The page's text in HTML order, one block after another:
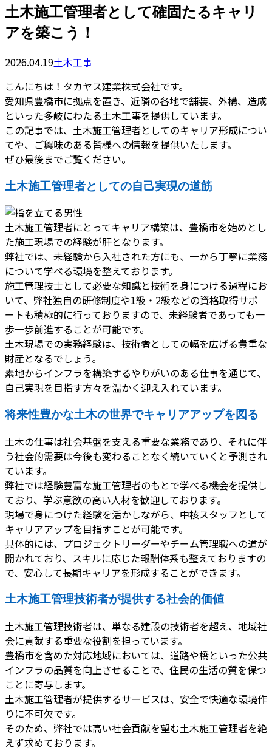
土木施工管理者として確固たるキャリ
アを築こう！
2026.04.19土木工事
こんにちは！タカヤス建業株式会社です。
愛知県豊橋市に拠点を置き、近隣の各地で舗装、外構、造成
といった多岐にわたる土木工事を提供しています。
この記事では、土木施工管理者としてのキャリア形成につい
てや、ご興味のある皆様への情報を提供いたします。
ぜひ最後までご覧ください。
土木施工管理者としての自己実現の道筋
土木施工管理者にとってキャリア構築は、豊橋市を始めとし
た施工現場での経験が肝となります。
弊社では、未経験から入社された方にも、一から丁寧に業務
について学べる環境を整えております。
施工管理技士として必要な知識と技術を身につける過程にお
いて、弊社独自の研修制度や1級・2級などの資格取得サポ
ートも積極的に行っておりますので、未経験者であっても一
歩一歩前進することが可能です。
土木現場での実務経験は、技術者としての幅を広げる貴重な
財産となるでしょう。
素地からインフラを構築するやりがいのある仕事を通じて、
自己実現を目指す方々を温かく迎え入れています。
将来性豊かな土木の世界でキャリアアップを図る
土木の仕事は社会基盤を支える重要な業務であり、それに伴
う社会的需要は今後も変わることなく続いていくと予測され
ています。
弊社では経験豊富な施工管理者のもとで学べる機会を提供し
ており、学ぶ意欲の高い人材を歓迎しております。
現場で身につけた経験を活かしながら、中核スタッフとして
キャリアアップを目指すことが可能です。
具体的には、プロジェクトリーダーやチーム管理職への道が
開かれており、スキルに応じた報酬体系も整えておりますの
で、安心して長期キャリアを形成することができます。
土木施工管理技術者が提供する社会的価値
土木施工管理技術者は、単なる建設の技術者を超え、地域社
会に貢献する重要な役割を担っています。
豊橋市を含めた対応地域においては、道路や橋といった公共
インフラの品質を向上させることで、住民の生活の質を保つ
ことに寄与します。
土木施工管理者が提供するサービスは、安全で快適な環境作
りに不可欠です。
そのため、弊社では高い社会貢献を望む土木施工管理者を絶
えず求めております。